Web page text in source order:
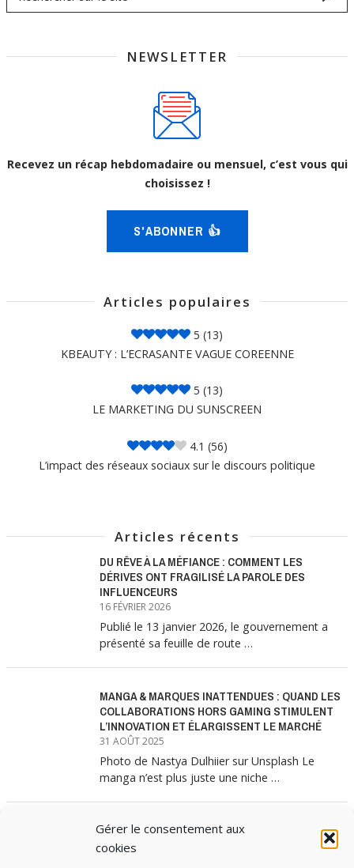
Gérer le consentement aux
cookies
NEWSLETTER
Recevez un récap hebdomadaire ou mensuel, c’est vous qui
choisissez !
S'ABONNER 👍
Articles populaires
5 (13)
KBEAUTY : L’ECRASANTE VAGUE COREENNE
5 (13)
LE MARKETING DU SUNSCREEN
4.1 (56)
L’impact des réseaux sociaux sur le discours politique
Articles récents
DU RÊVE À LA MÉFIANCE : COMMENT LES
DÉRIVES ONT FRAGILISÉ LA PAROLE DES
INFLUENCEURS
16 FÉVRIER 2026
Publié le 13 janvier 2026, le gouvernement a
présenté sa feuille de route …
MANGA & MARQUES INATTENDUES : QUAND LES
COLLABORATIONS HORS GAMING STIMULENT
L’INNOVATION ET ÉLARGISSENT LE MARCHÉ
31 AOÛT 2025
Photo de Nastya Dulhiier sur Unsplash Le
manga n’est plus juste une niche …
MANGA & MARQUES : ANATOMIE D’UNE
ALLIANCE MARKETING GAGNANTE